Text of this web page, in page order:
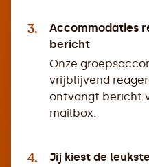
3.
Accommodaties
bericht
Onze
vrijblijvend
ontvangt bericht
mailbox.
4.
Jij kiest de